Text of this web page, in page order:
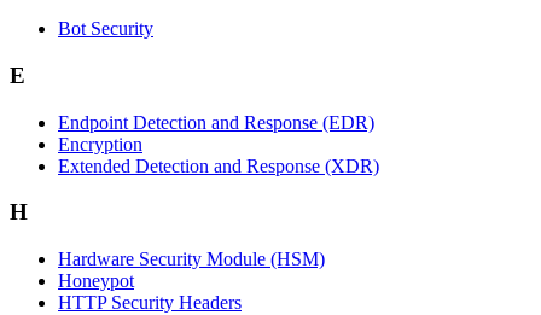
Bot Security
E
Endpoint Detection and Response (EDR)
Encryption
Extended Detection and Response (XDR)
H
Hardware Security Module (HSM)
Honeypot
HTTP Security Headers